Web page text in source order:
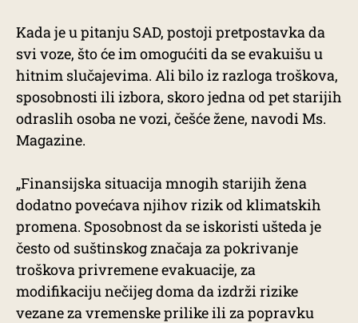
Kada je u pitanju SAD, postoji pretpostavka da
svi voze, što će im omogućiti da se evakuišu u
hitnim slučajevima. Ali bilo iz razloga troškova,
sposobnosti ili izbora, skoro jedna od pet starijih
odraslih osoba ne vozi, češće žene, navodi Ms.
Magazine.
„Finansijska situacija mnogih starijih žena
dodatno povećava njihov rizik od klimatskih
promena. Sposobnost da se iskoristi ušteda je
često od suštinskog značaja za pokrivanje
troškova privremene evakuacije, za
modifikaciju nečijeg doma da izdrži rizike
vezane za vremenske prilike ili za popravku